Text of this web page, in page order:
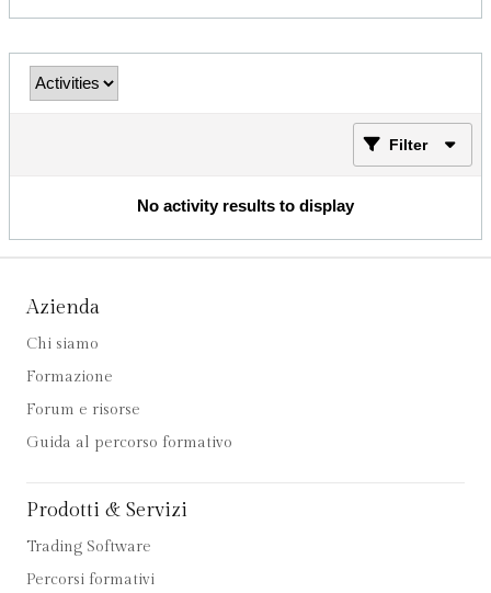
Filter
No activity results to display
Azienda
Chi siamo
Formazione
Forum e risorse
Guida al percorso formativo
Prodotti & Servizi
Trading Software
Percorsi formativi